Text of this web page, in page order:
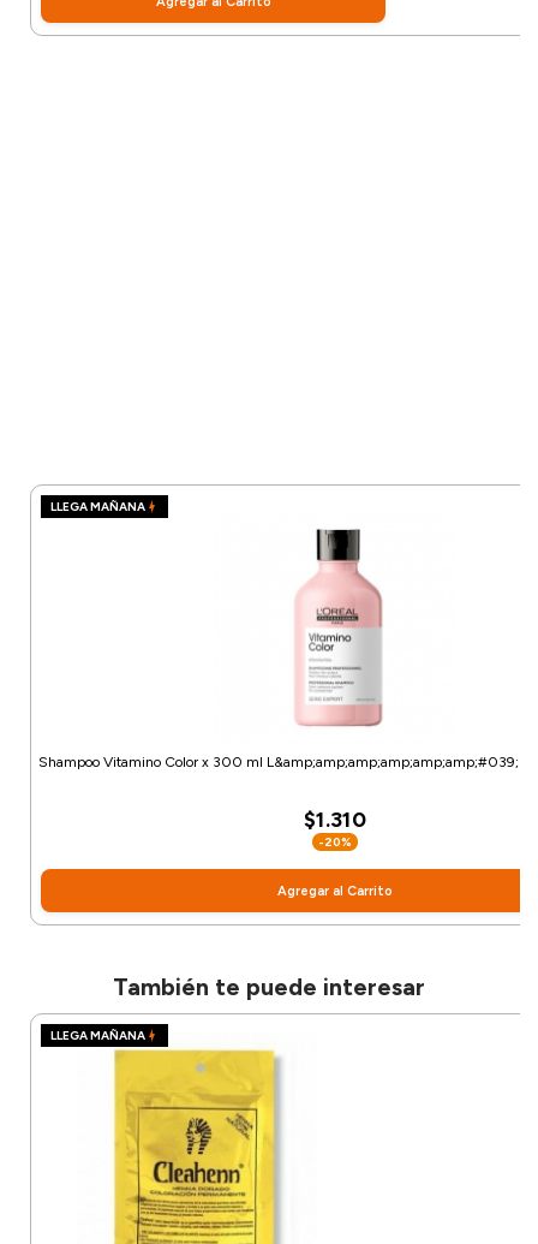
LLEGA MAÑANA
Shampoo Vitamino Color x 300 ml
$1.310
-20%
Agregar al Carrito
También te puede interesar
LLEGA MAÑANA